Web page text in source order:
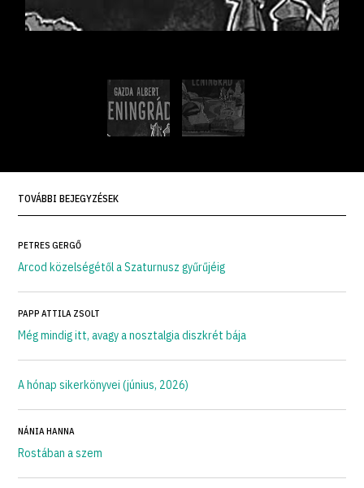
TOVÁBBI BEJEGYZÉSEK
PETRES GERGŐ
Arcod közelségétől a Szaturnusz gyűrűjéig
PAPP ATTILA ZSOLT
Még mindig itt, avagy a nosztalgia diszkrét bája
A hónap sikerkönyvei (június, 2026)
NÁNIA HANNA
Rostában a szem